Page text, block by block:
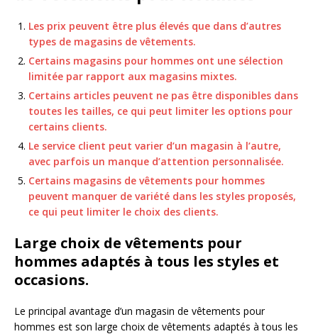
Les prix peuvent être plus élevés que dans d’autres
types de magasins de vêtements.
Certains magasins pour hommes ont une sélection
limitée par rapport aux magasins mixtes.
Certains articles peuvent ne pas être disponibles dans
toutes les tailles, ce qui peut limiter les options pour
certains clients.
Le service client peut varier d’un magasin à l’autre,
avec parfois un manque d’attention personnalisée.
Certains magasins de vêtements pour hommes
peuvent manquer de variété dans les styles proposés,
ce qui peut limiter le choix des clients.
Large choix de vêtements pour
hommes adaptés à tous les styles et
occasions.
Le principal avantage d’un magasin de vêtements pour
hommes est son large choix de vêtements adaptés à tous les